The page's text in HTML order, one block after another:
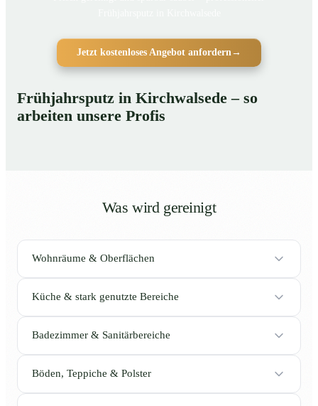
Jetzt kostenloses Angebot anfordern →
Frühjahrsputz in Kirchwalsede – so
arbeiten unsere Profis
Was wird gereinigt
Wohnräume & Oberflächen
Küche & stark genutzte Bereiche
Badezimmer & Sanitärbereiche
Böden, Teppiche & Polster